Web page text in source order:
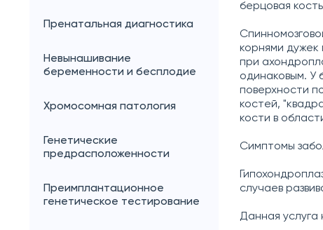
Пренатальная диагностика
Невынашивание
беременности и бесплодие
Хромосомная патология
Генетические
предрасположенности
Преимплантационное
генетическое тестирование
берцовая
корнями дужек
при
одинаковым. У
поверхности
костей,
кости в
Симптомы
случаев
Данная услуга